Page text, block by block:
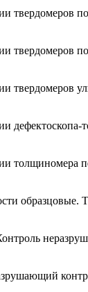
твердомеров
твердомеров
твердомеров
толщиномера
образцовые.